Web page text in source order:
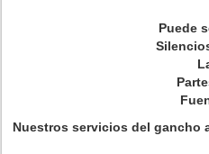
Puede
Nuestros servicios del gancho